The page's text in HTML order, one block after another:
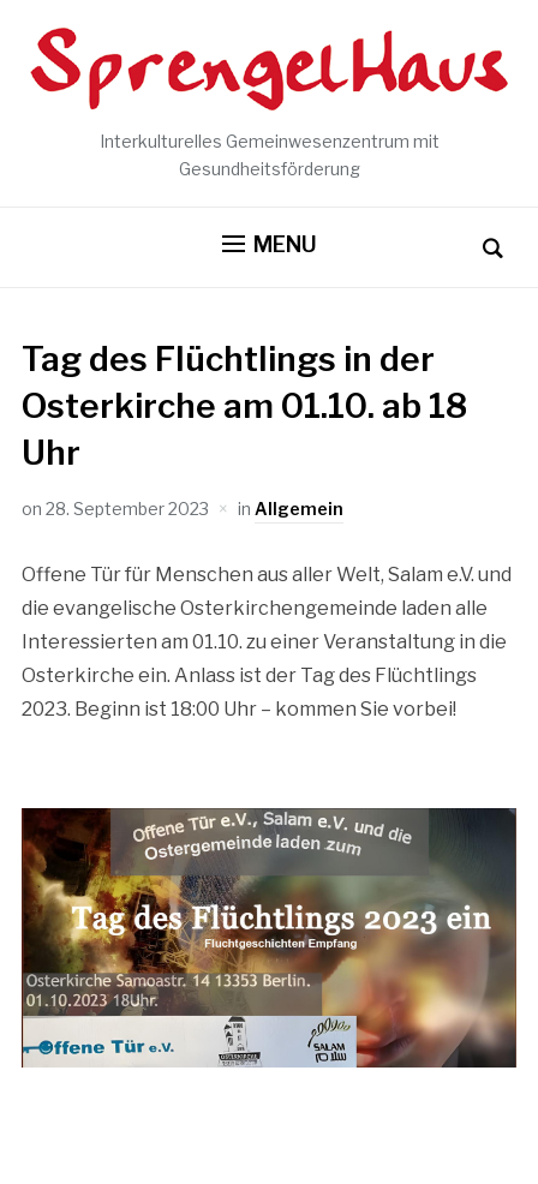
Interkulturelles Gemeinwesenzentrum mit
Gesundheitsförderung
MENU
Tag des Flüchtlings in der
Osterkirche am 01.10. ab 18
Uhr
on 28. September 2023 in Allgemein
Offene Tür für Menschen aus aller Welt, Salam e.V. und
die evangelische Osterkirchengemeinde laden alle
Interessierten am 01.10. zu einer Veranstaltung in die
Osterkirche ein. Anlass ist der Tag des Flüchtlings
2023. Beginn ist 18:00 Uhr – kommen Sie vorbei!